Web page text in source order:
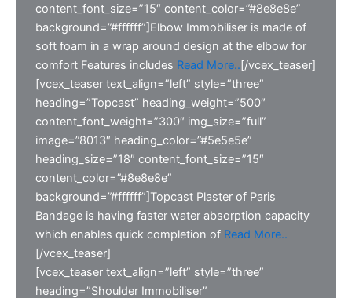
content_font_size=”15″ content_color=”#8e8e8e”
background=”#ffffff”]Elbow Immobiliser is made of
soft foam in a wrap around design at the elbow for
comfort Features includes Read More..[/vcex_teaser]
[vcex_teaser text_align=”left” style=”three”
heading=”Topcast” heading_weight=”500″
content_font_weight=”300″ img_size=”full”
image=”8013″ heading_color=”#5e5e5e”
heading_size=”18″ content_font_size=”15″
content_color=”#8e8e8e”
background=”#ffffff”]Topcast Plaster of Paris
Bandage is having faster water absorption capacity
which enables quick completion of Read More..
[/vcex_teaser]
[vcex_teaser text_align=”left” style=”three”
heading=”Shoulder Immobiliser”